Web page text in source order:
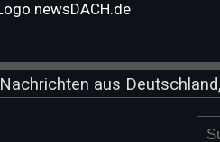
Nachrichten aus